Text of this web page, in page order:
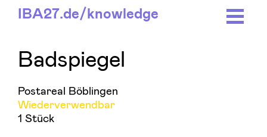
IBA27.de/ knowledge
Badspiegel
Postareal Böblingen
Wiederverwendbar
1 Stück